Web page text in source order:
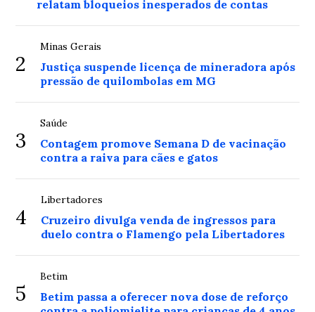
relatam bloqueios inesperados de contas
2
Minas Gerais
Justiça suspende licença de mineradora após
pressão de quilombolas em MG
3
Saúde
Contagem promove Semana D de vacinação
contra a raiva para cães e gatos
4
Libertadores
Cruzeiro divulga venda de ingressos para
duelo contra o Flamengo pela Libertadores
5
Betim
Betim passa a oferecer nova dose de reforço